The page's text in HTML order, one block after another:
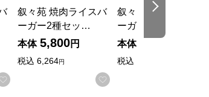
お気に入りに登録する
叙々苑 焼肉ライスバ
ーガー2種セッ…
本体 5,800円
税込 6,264円
お気に入りに登録する
叙々苑 焼肉ライスバ
ーガー＜特製＞…
本体
税込
次の商品